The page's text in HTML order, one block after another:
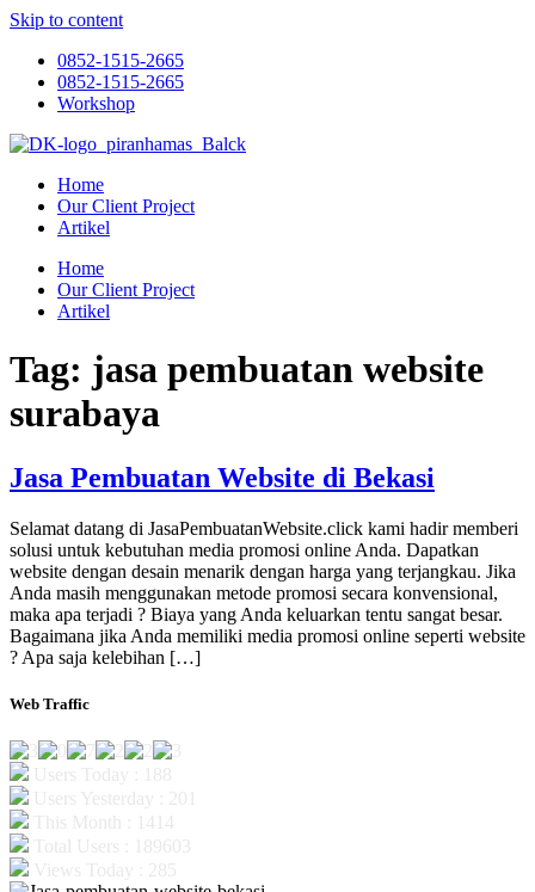
Skip to content
0852-1515-2665
0852-1515-2665
Workshop
Home
Our Client Project
Artikel
Home
Our Client Project
Artikel
Tag: jasa pembuatan website
surabaya
Jasa Pembuatan Website di Bekasi
Selamat datang di JasaPembuatanWebsite.click kami hadir memberi
solusi untuk kebutuhan media promosi online Anda. Dapatkan
website dengan desain menarik dengan harga yang terjangkau. Jika
Anda masih menggunakan metode promosi secara konvensional,
maka apa terjadi ? Biaya yang Anda keluarkan tentu sangat besar.
Bagaimana jika Anda memiliki media promosi online seperti website
? Apa saja kelebihan […]
Web Traffic